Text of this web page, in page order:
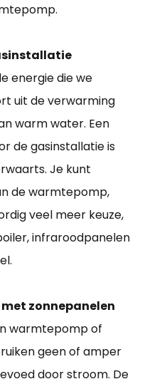
energie die we
uit de verwarming
warm water. Een
de gasinstallatie is
Je kunt
de warmtepomp,
veel meer keuze,
infraroodpanelen
zonnepanelen
warmtepomp of
geen of amper
door stroom. De